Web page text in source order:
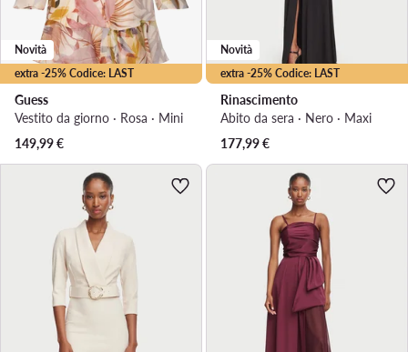
extra -25% Codice: LAST
Novità
Guess
Vestito da giorno · Rosa · Mini
149,99€
extra -25% Codice: LAST
Novità
Rinascimento
Abito da sera · Nero · Maxi
177,99€